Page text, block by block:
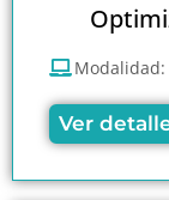
Modalidad:
Ver